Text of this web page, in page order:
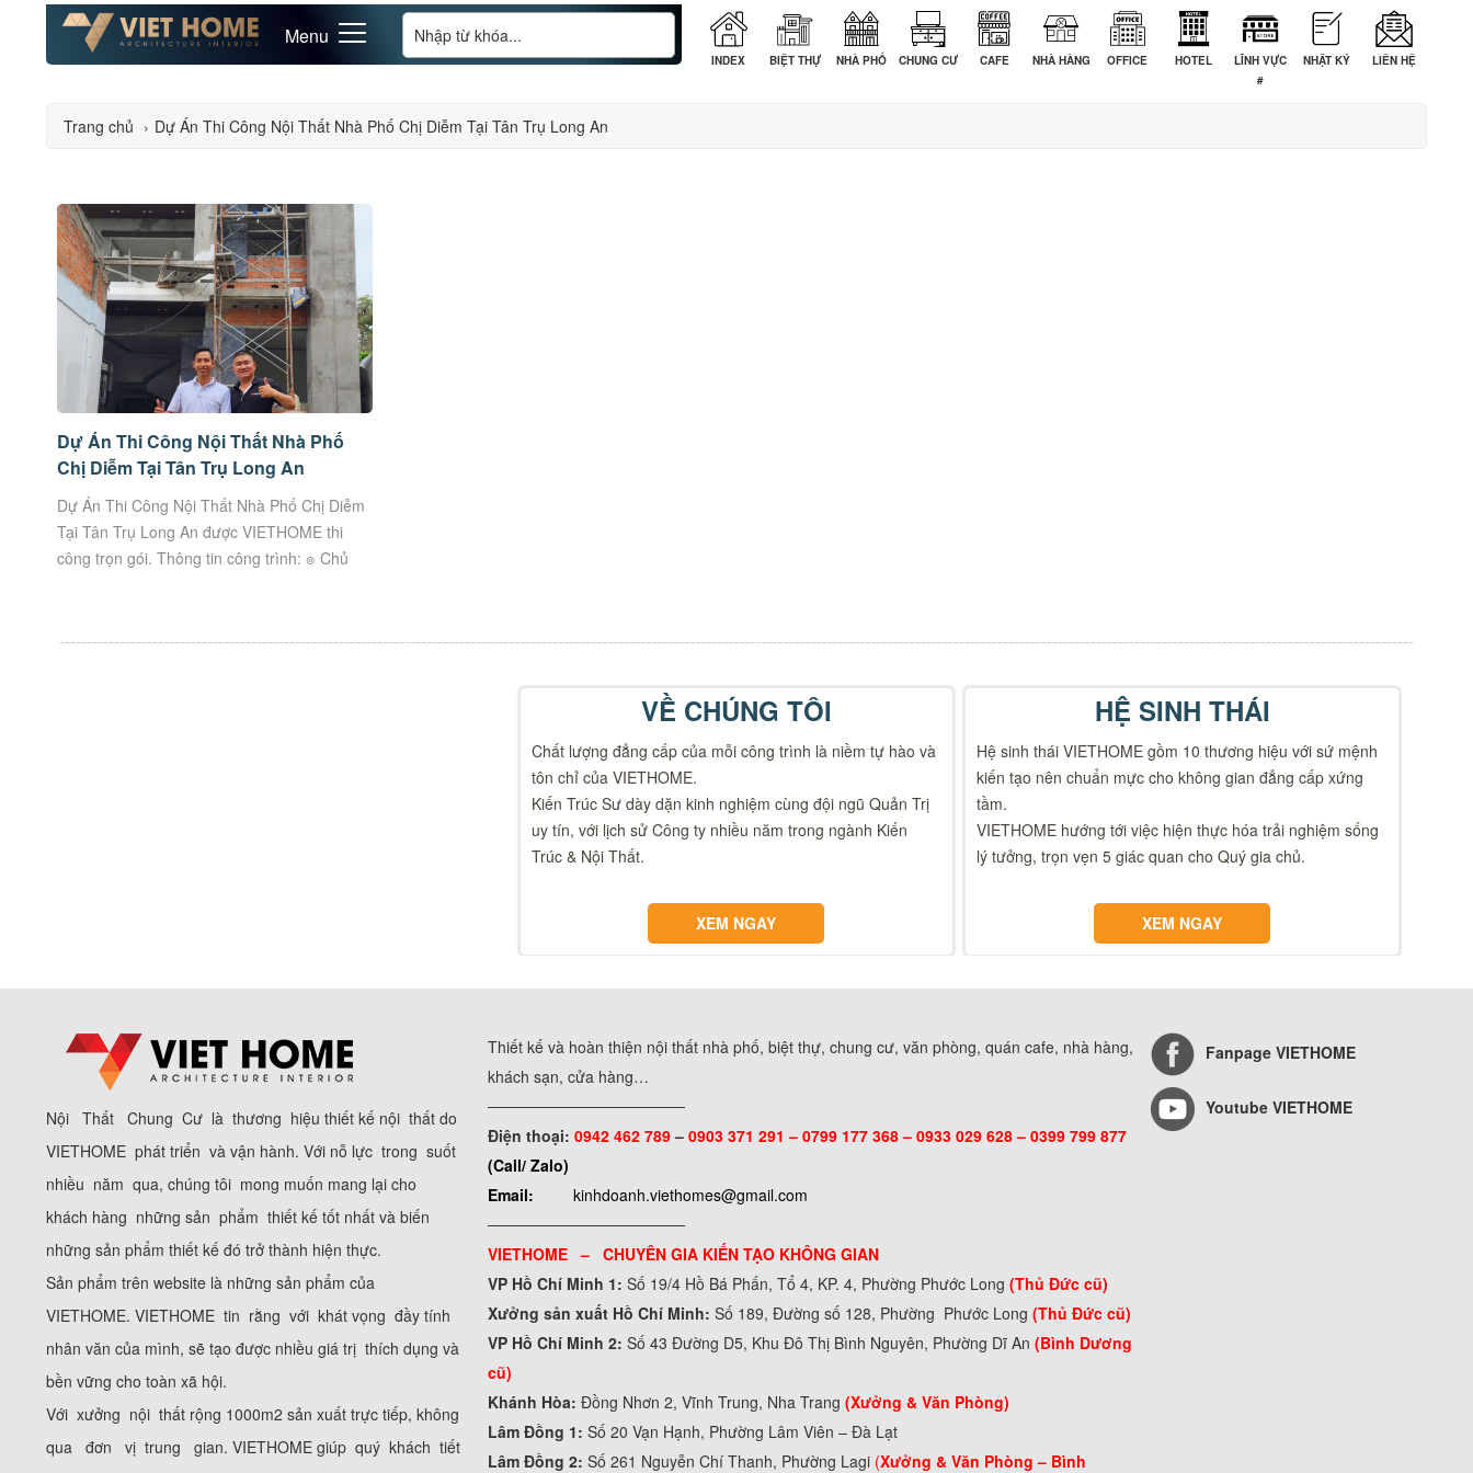
Menu
INDEX BIỆT THỰ NHÀ PHỐ CHUNG CƯ CAFE NHÀ HÀNG OFFICE HOTEL
LĨNH VỰC
#
NHẬT KÝ LIÊN HỆ
Trang chủ › Dự Án Thi Công Nội Thất Nhà Phố Chị Diễm Tại Tân Trụ Long An
Dự Án Thi Công Nội Thất Nhà Phố
Chị Diễm Tại Tân Trụ Long An
Dự Án Thi Công Nội Thất Nhà Phố Chị Diễm
Tại Tân Trụ Long An được VIETHOME thi
công trọn gói. Thông tin công trình: ๏ Chủ
VỀ CHÚNG TÔI
Chất lượng đẳng cấp của mỗi công trình là niềm tự hào và
tôn chỉ của VIETHOME.
Kiến Trúc Sư dày dặn kinh nghiệm cùng đội ngũ Quản Trị
uy tín, với lịch sử Công ty nhiều năm trong ngành Kiến
Trúc & Nội Thất.
XEM NGAY
HỆ SINH THÁI
Hệ sinh thái VIETHOME gồm 10 thương hiệu với sứ mệnh
kiến tạo nên chuẩn mực cho không gian đẳng cấp xứng
tầm.
VIETHOME hướng tới việc hiện thực hóa trải nghiệm sống
lý tưởng, trọn vẹn 5 giác quan cho Quý gia chủ.
XEM NGAY
Nội Thất Chung Cư là thương hiệu thiết kế nội thất do
VIETHOME phát triển và vận hành. Với nỗ lực trong suốt
nhiều năm qua, chúng tôi mong muốn mang lại cho
khách hàng những sản phẩm thiết kế tốt nhất và biến
những sản phẩm thiết kế đó trở thành hiện thực.
Sản phẩm trên website là những sản phẩm của
VIETHOME. VIETHOME tin rằng với khát vọng đầy tính
nhân văn của mình, sẽ tạo được nhiều giá trị thích dụng và
bền vững cho toàn xã hội.
Với xưởng nội thất rộng 1000m2 sản xuất trực tiếp, không
qua đơn vị trung gian. VIETHOME giúp quý khách tiết
Thiết kế và hoàn thiện nội thất nhà phố, biệt thự, chung cư, văn phòng, quán cafe, nhà hàng,
khách sạn, cửa hàng…
──────────────────
Điện thoại:0942 462 789–0903 371 291 –0799 177 368 – 0933 029 628 – 0399 799 877
(Call/ Zalo)
Email:
kinhdoanh.viethomes@gmail.com
──────────────────
VIETHOME – CHUYÊN GIA KIẾN TẠO KHÔNG GIAN
VP Hồ Chí Minh 1: Số 19/4 Hồ Bá Phấn, Tổ 4, KP. 4, Phường Phước Long(Thủ Đức cũ)
Xưởng sản xuất Hồ Chí Minh: Số 189, Đường số 128, Phường Phước Long(Thủ Đức cũ)
VP Hồ Chí Minh 2: Số 43 Đường D5, Khu Đô Thị Bình Nguyên, Phường Dĩ An (Bình Dương
cũ)
Khánh Hòa:Đồng Nhơn 2, Vĩnh Trung, Nha Trang (Xưởng & Văn Phòng)
Lâm Đồng 1:Số 20 Vạn Hạnh, Phường Lâm Viên – Đà Lạt
Lâm Đồng 2:Số 261 Nguyễn Chí Thanh, Phường Lagi (Xưởng & Văn Phòng – Bình
Fanpage VIETHOME
Youtube VIETHOME